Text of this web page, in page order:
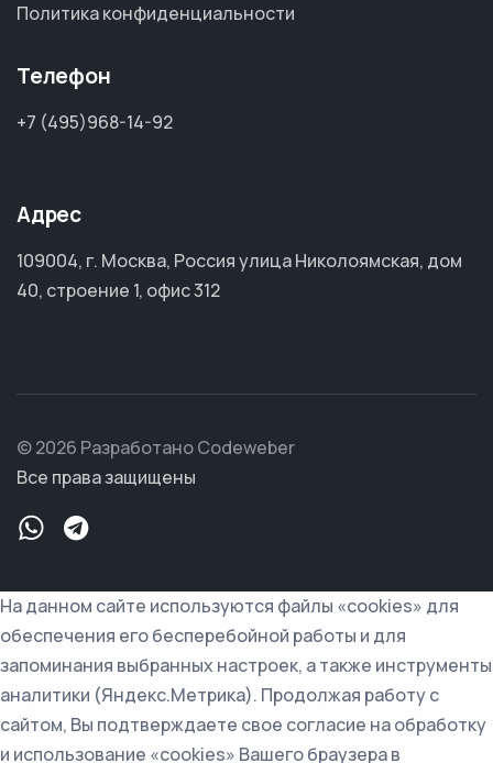
Политика конфиденциальности
Телефон
+7 (495)968-14-92
Адрес
109004, г. Москва, Россия улица Николоямская, дом
40, строение 1, офис 312
© 2026 Разработано Codeweber
Все права защищены
На данном сайте используются файлы «cookies» для
обеспечения его бесперебойной работы и для
запоминания выбранных настроек, а также инструменты
аналитики (Яндекс.Метрика). Продолжая работу с
сайтом, Вы подтверждаете свое согласие на обработку
и использование «cookies» Вашего браузера в